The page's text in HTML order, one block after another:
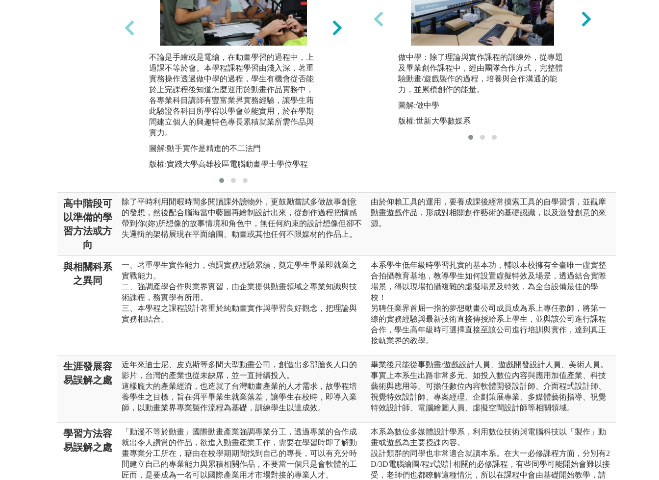
不論是手繪或是電繪，在動畫學習的過程中，上
過課不等於會。本學程課程學習由淺入深，著重
實務操作透過做中學的過程，學生有機會從否能
於上完課程後知道怎麼運用於動畫作品實務中，
各專業科目講師有豐富業界實務經驗，讓學生藉
此驗證各科目所學得以學會並能實用，於在學期
間建立個人的興趣特色專長累積就業所需作品與
實力。
圖解:動手實作是精進的不二法門
版權:實踐大學高雄校區電腦動畫學士學位學程
強調與動畫產業實務接軌，讓學生於在學期間實
際接觸產業技術需求和訓練，引導媒合到業界實
習或專案實習，與台灣多家動畫公司配合產學合
作與產業實習，如：貳號資訊設計工作室 、砌禾
數位動畫股份有限公司、兔將創意影業......等多家
動畫公司。
版權:實踐大學高雄校區電腦動畫學士學位學程
做中學：除了理論與實作課程的訓練外，從專題
及畢業創作課程中，經由團隊合作方式，完整體
驗動畫/遊戲製作的過程，培養與合作溝通的能
力，並累積創作的能量。
圖解:做中學
版權:世新大學數媒系
高中階段可
以準備的學
習方法或方
向
除了平時利用閒暇時間多閱讀課外讀物外，更鼓勵嘗試多做故事創意
的發想，然後配合腦海當中藍圖再繪制設計出來，從創作過程把情感
帶到你(妳)所想像的故事情境和角色中，無任何約束的設計想像但卻不
失邏輯的架構展現在平面繪圖、動畫或其他任何不限媒材的作品上。
由於仰賴工具的運用，要養成課後經常摸索工具的自學習慣，並觀摩
動畫遊戲作品，形成對相關創作藝術的基礎認識，以及激發創意的來
源。
與相關科系
之異同
一、著重學生實作能力，強調實務經驗累績，奠定學生畢業即就業之
實戰能力。
二、強調產學合作與業界實習，由企業提供動畫領域之專業知識與技
術課程，務實學有所用。
三、本學程之課程設計著重於純動畫實作與學習良好觀念，把理論與
實務相結合。
本系學生低年級時學習扎實的基本功，輔以本校擁有全臺唯一虛實整
合拍攝教育基地，教導學生如何設置虛擬特效及場景，透過結合實際
場景，得以現場拍攝複雜的虛擬場景及特效，為全台設備最佳的學
校！
另聘任業界首屈一指的夢想動畫公司成員成為系上專任教師，將第一
線的實務經驗與最新技術直接傳授給系上學生，並與該公司進行課程
合作，學生高年級時可選擇直接至該公司進行培訓與實作，達到真正
接軌業界的教學。
生涯發展容
易誤解之處
近年來迪士尼、皮克斯等多間大型動畫公司，創造出多部膾炙人口的
影片，台灣的產業也從未缺席，並一直持續投入。
這樣龐大的產業經濟，也造就了台灣動畫產業的人才需求，故學程培
養學生之目標，旨在弭平畢業生就業落差，讓學生在校時，即導入業
師，以動畫業界專業製作流程為基礎，訓練學生以達成效。
畢業後只能從事動畫/遊戲設計人員、遊戲開發設計人員、美術人員。
事實上本系生出路非常多元。如投入數位內容與應用加值產業、科技
藝術與應用等。可擔任數位內容軟體開發設計師、介面程式設計師、
視覺特效設計師、專案經理、企劃策展專業、多媒體藝術指導、視覺
特效設計師、電腦繪圖人員、虛擬空間設計師等相關領域。
學習方法容
易誤解之處
「動漫不等於動畫」國際動畫產業強調專業分工，透過專業的合作成
就出令人讚賞的作品，欲進入動畫產業工作，需要在學習時即了解動
畫專業分工所在，藉由在校學期期間找到自己的專長，可以有充分時
間建立自己的專業能力與累積相關作品，不要當一個只是會軟體的工
匠而，是要成為一名可以國際產業用才市場對接的專業人才。
本系為數位多媒體設計學系，利用數位技術與電腦科技以「製作」動
畫或遊戲為主要授課內容。
設計類群的同學也非常適合就讀本系。在大一必修課程方面，分別有2
D/3D電腦繪圖/程式設計相關的必修課程，有些同學可能開始會難以接
受，老師們也都瞭解這種情況，所以在課程中會由基礎開始教學，請